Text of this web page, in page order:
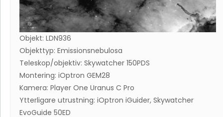
Objekt: LDN936
Objekttyp: Emissionsnebulosa
Teleskop/objektiv: Skywatcher 150PDS
Montering: iOptron GEM28
Kamera: Player One Uranus C Pro
Ytterligare utrustning: iOptron iGuider, Skywatcher
EvoGuide 50ED